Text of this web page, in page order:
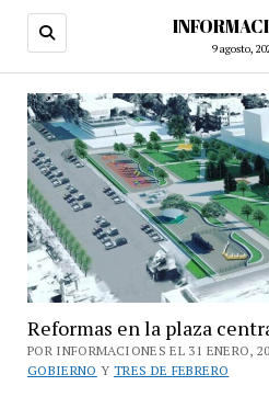
9 agosto,
Reformas en la plaza
POR INFORMACIONES EL 31 ENERO,
GOBIERNO Y TRES DE FEBRERO